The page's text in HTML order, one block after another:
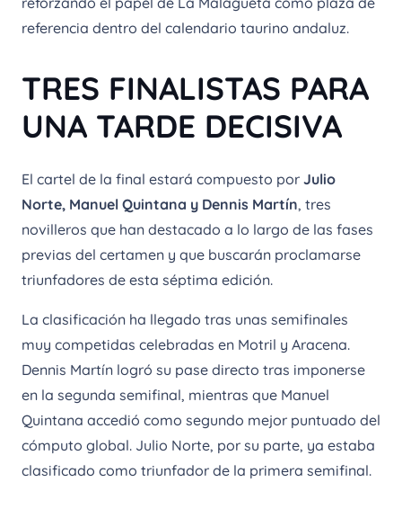
referencia dentro del calendario taurino andaluz.
TRES FINALISTAS PARA
UNA TARDE DECISIVA
El cartel de la final estará compuesto por Julio
Norte, Manuel Quintana y Dennis Martín, tres
novilleros que han destacado a lo largo de las fases
previas del certamen y que buscarán proclamarse
triunfadores de esta séptima edición.
La clasificación ha llegado tras unas semifinales
muy competidas celebradas en Motril y Aracena.
Dennis Martín logró su pase directo tras imponerse
en la segunda semifinal, mientras que Manuel
Quintana accedió como segundo mejor puntuado del
cómputo global. Julio Norte, por su parte, ya estaba
clasificado como triunfador de la primera semifinal.